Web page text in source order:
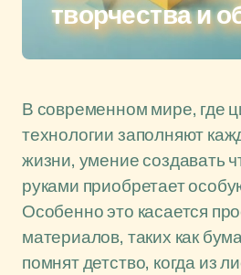
творчества и
В современном мире, где
технологии заполняют
жизни, умение создавать
руками приобретает
Особенно это касается
материалов, таких как
помнят детство, когда из